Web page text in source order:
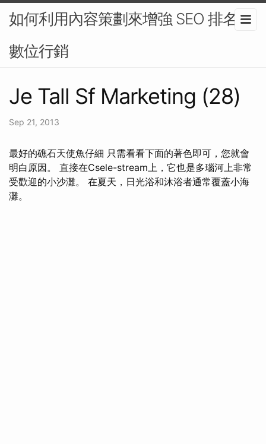
如何利用內容策劃來增強 SEO 排名-
數位行銷
Je Tall Sf Marketing (28)
Sep 21, 2013
最好的礁石天使魚仔細 只需看看下面的著色即可，您就會
明白原因。 直接在Csele-stream上，它也是多瑙河上非常
受歡迎的小沙灘。 在夏天，日光浴和沐浴者通常覆蓋小海
灘。